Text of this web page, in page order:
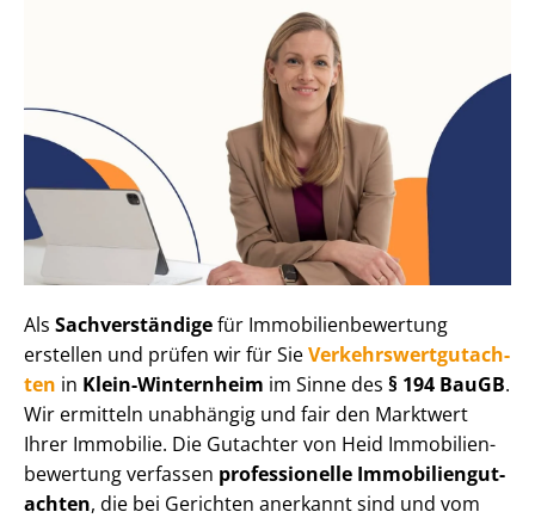
Als Sachverständigefür Im­mo­bi­li­en­be­wer­tung
erstellen und prüfen wir für SieVer­kehrs­wert­gut­ach­
ten in Klein-Winternheim im Sinne des § 194 BauGB.
Wir ermitteln unabhängig und fair den Marktwert
Ihrer Immobilie. Die Gutachter von Heid Im­mo­bi­li­en­
be­wer­tung verfassen professionelle Im­mo­bi­li­en­gut­
ach­ten, die bei Gerichten anerkannt sind und vom